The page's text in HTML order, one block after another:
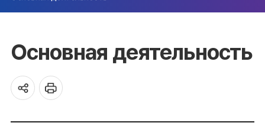
Основная деятельность